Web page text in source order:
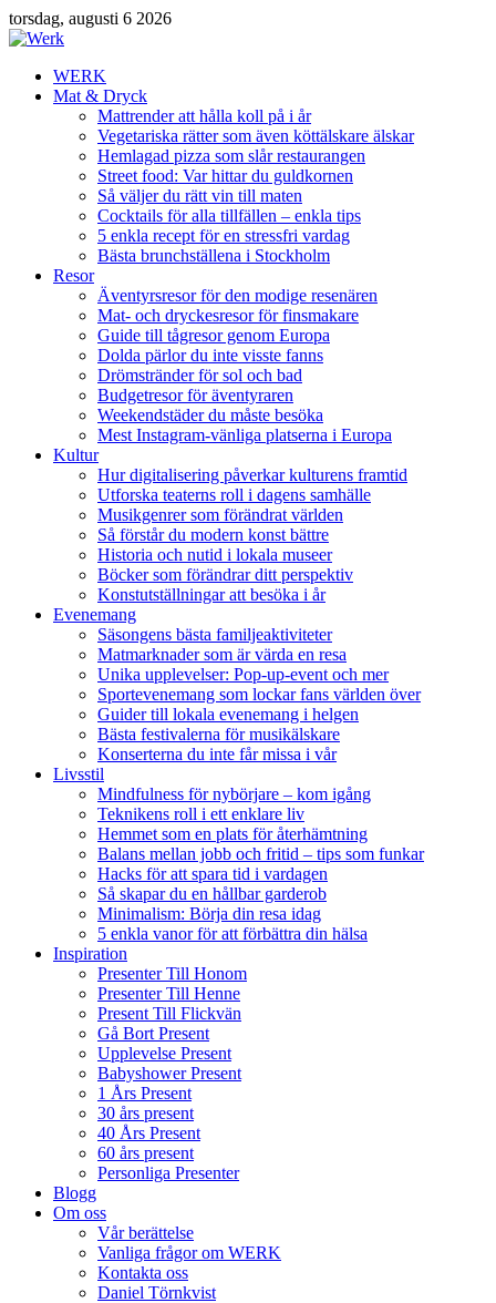
torsdag, augusti 6 2026
WERK
Mat & Dryck
Mattrender att hålla koll på i år
Vegetariska rätter som även köttälskare älskar
Hemlagad pizza som slår restaurangen
Street food: Var hittar du guldkornen
Så väljer du rätt vin till maten
Cocktails för alla tillfällen – enkla tips
5 enkla recept för en stressfri vardag
Bästa brunchställena i Stockholm
Resor
Äventyrsresor för den modige resenären
Mat- och dryckesresor för finsmakare
Guide till tågresor genom Europa
Dolda pärlor du inte visste fanns
Drömstränder för sol och bad
Budgetresor för äventyraren
Weekendstäder du måste besöka
Mest Instagram-vänliga platserna i Europa
Kultur
Hur digitalisering påverkar kulturens framtid
Utforska teaterns roll i dagens samhälle
Musikgenrer som förändrat världen
Så förstår du modern konst bättre
Historia och nutid i lokala museer
Böcker som förändrar ditt perspektiv
Konstutställningar att besöka i år
Evenemang
Säsongens bästa familjeaktiviteter
Matmarknader som är värda en resa
Unika upplevelser: Pop-up-event och mer
Sportevenemang som lockar fans världen över
Guider till lokala evenemang i helgen
Bästa festivalerna för musikälskare
Konserterna du inte får missa i vår
Livsstil
Mindfulness för nybörjare – kom igång
Teknikens roll i ett enklare liv
Hemmet som en plats för återhämtning
Balans mellan jobb och fritid – tips som funkar
Hacks för att spara tid i vardagen
Så skapar du en hållbar garderob
Minimalism: Börja din resa idag
5 enkla vanor för att förbättra din hälsa
Inspiration
Presenter Till Honom
Presenter Till Henne
Present Till Flickvän
Gå Bort Present
Upplevelse Present
Babyshower Present
1 Års Present
30 års present
40 Års Present
60 års present
Personliga Presenter
Blogg
Om oss
Vår berättelse
Vanliga frågor om WERK
Kontakta oss
Daniel Törnkvist